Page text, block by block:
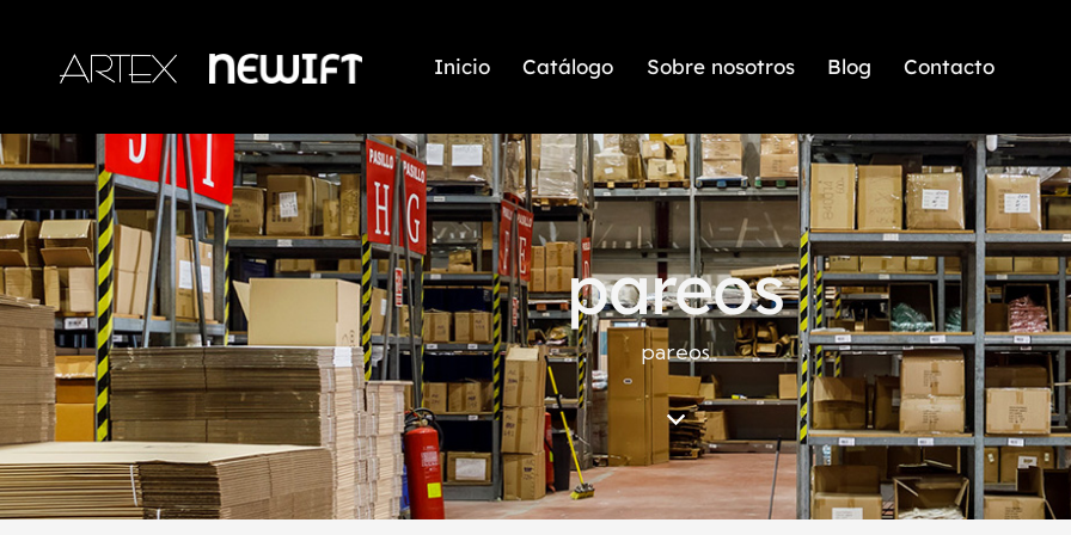
Inicio Catálogo Sobre nosotros Blog Contacto
pareos
pareos